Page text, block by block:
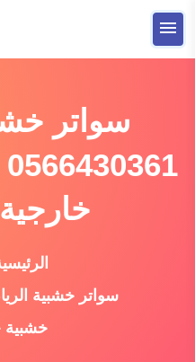
التجاوز
إلى القائمة
سواتر
خشبية